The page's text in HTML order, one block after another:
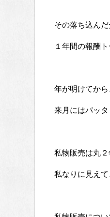
その落ち込ん
１年間の報酬
年が明けてか
来月にはパッタ
私物販売は丸２
私なりに見えて